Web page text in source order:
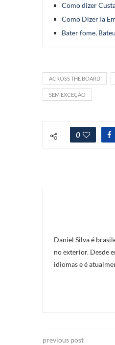
Como dizer
Como Dizer Ia
Bater fome,
ACROSS THE BOARD
SEM EXCEÇÃO
0
Daniel Silva é
no exterior. Desde
idiomas e é
previous post